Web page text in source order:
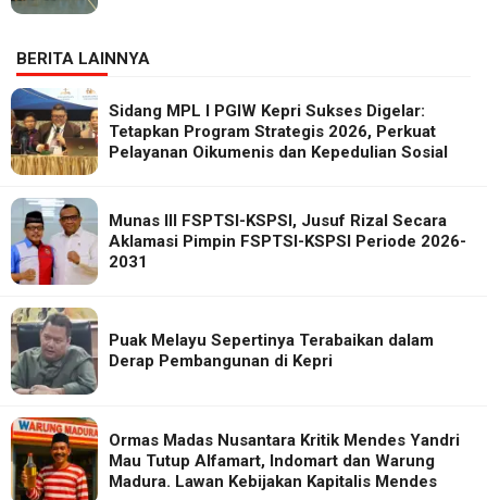
BERITA LAINNYA
Sidang MPL I PGIW Kepri Sukses Digelar:
Tetapkan Program Strategis 2026, Perkuat
Pelayanan Oikumenis dan Kepedulian Sosial
Munas III FSPTSI-KSPSI, Jusuf Rizal Secara
Aklamasi Pimpin FSPTSI-KSPSI Periode 2026-
2031
Puak Melayu Sepertinya Terabaikan dalam
Derap Pembangunan di Kepri
Ormas Madas Nusantara Kritik Mendes Yandri
Mau Tutup Alfamart, Indomart dan Warung
Madura. Lawan Kebijakan Kapitalis Mendes